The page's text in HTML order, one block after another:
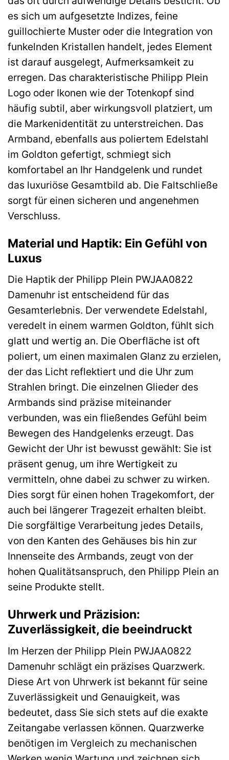
es sich um aufgesetzte Indizes, feine
guillochierte Muster oder die Integration von
funkelnden Kristallen handelt, jedes Element
ist darauf ausgelegt, Aufmerksamkeit zu
erregen. Das charakteristische Philipp Plein
Logo oder Ikonen wie der Totenkopf sind
häufig subtil, aber wirkungsvoll platziert, um
die Markenidentität zu unterstreichen. Das
Armband, ebenfalls aus poliertem Edelstahl
im Goldton gefertigt, schmiegt sich
komfortabel an Ihr Handgelenk und rundet
das luxuriöse Gesamtbild ab. Die Faltschließe
sorgt für einen sicheren und angenehmen
Verschluss.
Material und Haptik: Ein Gefühl von
Luxus
Die Haptik der Philipp Plein PWJAA0822
Damenuhr ist entscheidend für das
Gesamterlebnis. Der verwendete Edelstahl,
veredelt in einem warmen Goldton, fühlt sich
glatt und wertig an. Die Oberfläche ist oft
poliert, um einen maximalen Glanz zu erzielen,
der das Licht reflektiert und die Uhr zum
Strahlen bringt. Die einzelnen Glieder des
Armbands sind präzise miteinander
verbunden, was ein fließendes Gefühl beim
Bewegen des Handgelenks erzeugt. Das
Gewicht der Uhr ist bewusst gewählt: Sie ist
präsent genug, um ihre Wertigkeit zu
vermitteln, ohne dabei zu schwer zu wirken.
Dies sorgt für einen hohen Tragekomfort, der
auch bei längerer Tragezeit erhalten bleibt.
Die sorgfältige Verarbeitung jedes Details,
von den Kanten des Gehäuses bis hin zur
Innenseite des Armbands, zeugt von der
hohen Qualitätsanspruch, den Philipp Plein an
seine Produkte stellt.
Uhrwerk und Präzision:
Zuverlässigkeit, die beeindruckt
Im Herzen der Philipp Plein PWJAA0822
Damenuhr schlägt ein präzises Quarzwerk.
Diese Art von Uhrwerk ist bekannt für seine
Zuverlässigkeit und Genauigkeit, was
bedeutet, dass Sie sich stets auf die exakte
Zeitangabe verlassen können. Quarzwerke
benötigen im Vergleich zu mechanischen